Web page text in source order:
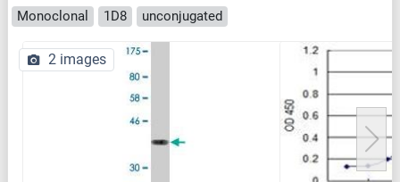
Monoclonal
1D8 unconjugated
2 images